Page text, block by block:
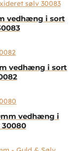
vedhæng i sort
vedhæng i sort
vedhæng i